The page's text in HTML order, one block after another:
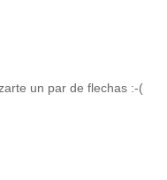
un par de flechas :-(